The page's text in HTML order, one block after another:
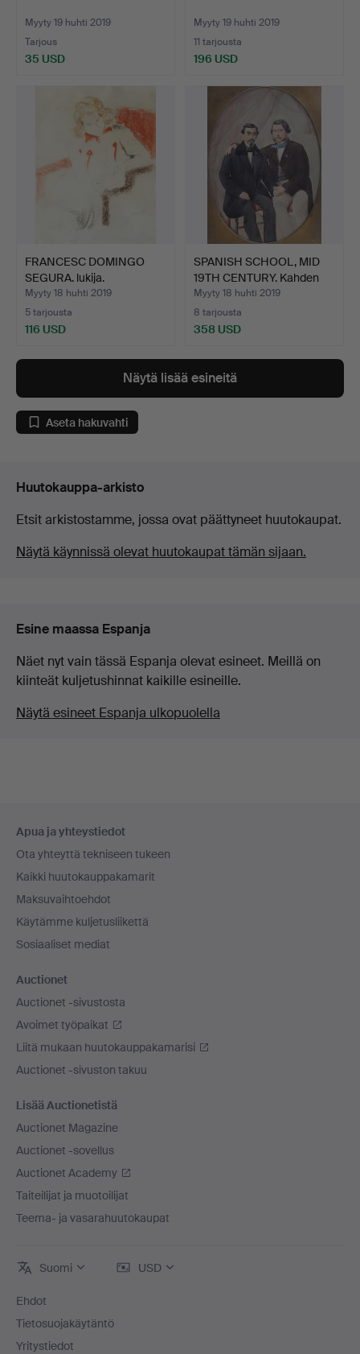
Myyty 19 huhti 2019
Tarjous
35 USD
Myyty 19 huhti 2019
11 tarjousta
196 USD
FRANCESC DOMINGO
SEGURA. lukija.
Myyty 18 huhti 2019
5 tarjousta
116 USD
SPANISH SCHOOL, MID
19TH CENTURY. Kahden
n…
Myyty 18 huhti 2019
8 tarjousta
358 USD
Näytä lisää esineitä
Aseta hakuvahti
Huutokauppa-arkisto
Etsit arkistostamme, jossa ovat päättyneet huutokaupat.
Näytä käynnissä olevat huutokaupat tämän sijaan.
Esine maassa Espanja
Näet nyt vain tässä Espanja olevat esineet. Meillä on
kiinteät kuljetushinnat kaikille esineille.
Näytä esineet Espanja ulkopuolella
Apua ja yhteystiedot
Ota yhteyttä tekniseen tukeen
Kaikki huutokauppakamarit
Maksuvaihtoehdot
Käytämme kuljetusliikettä
Sosiaaliset mediat
Auctionet
Auctionet -sivustosta
Avoimet työpaikat
Liitä mukaan huutokauppakamarisi
Auctionet -sivuston takuu
Lisää Auctionetistä
Auctionet Magazine
Auctionet -sovellus
Auctionet Academy
Taiteilijat ja muotoilijat
Teema- ja vasarahuutokaupat
Suomi USD
Ehdot
Tietosuojakäytäntö
Yritystiedot